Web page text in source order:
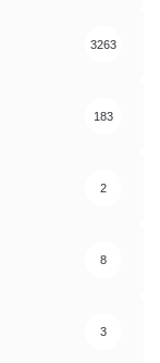
3263
183
2
8
3